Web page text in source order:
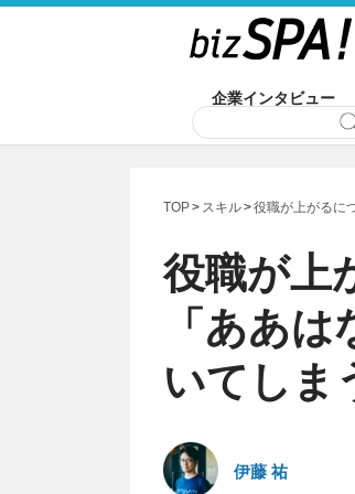
企業インタビュー
TOP スキル 役職が上がるに
役職が上
「ああ
いてしま
伊藤 祐